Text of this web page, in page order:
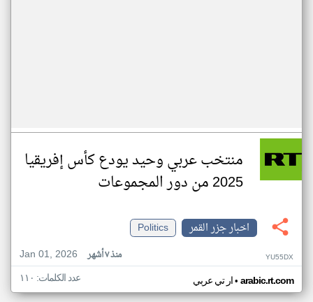
منتخب عربي وحيد يودع كأس إفريقيا
2025 من دور المجموعات
اخبار جزر القمر
Politics
Jan 01, 2026
منذ ٧ أشهر YU55DX
ار تي عربي• arabic.rt.com عدد الكلمات: ١١٠